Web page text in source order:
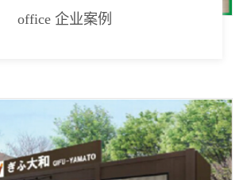
office 企业案例